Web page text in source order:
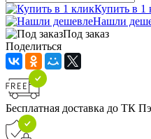
Купить в 1
Нашли
Под заказ
Поделиться
Бесплатная доставка до ТК